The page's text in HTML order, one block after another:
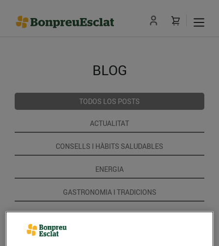
BLOG
TODOS LOS POSTS
ACTUALITAT
CONSELLS I HÀBITS SALUDABLES
ENERGIA
GASTRONOMIA I TRADICIONS
RECEPTES